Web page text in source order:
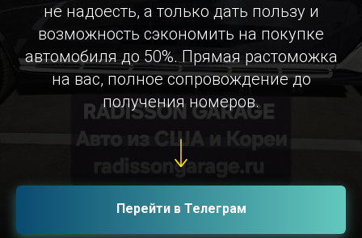
не надоесть, а только дать пользу и
возможность сэкономить на покупке
автомобиля до 50%. Прямая растоможка
на вас, полное сопровождение до
получения номеров.
Перейти в Телеграм